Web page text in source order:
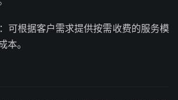
：可根据客户需求提供按需收费的服务模
本。